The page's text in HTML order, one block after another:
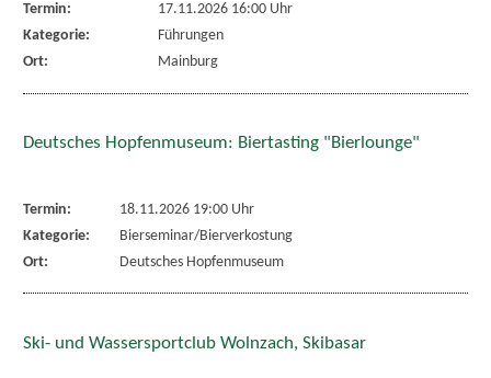
Termin:
17.11.2026 16:00 Uhr
Kategorie:
Führungen
Ort:
Mainburg
Deutsches Hopfenmuseum: Biertasting "Bierlounge"
Termin:
18.11.2026 19:00 Uhr
Kategorie:
Bierseminar/Bierverkostung
Ort:
Deutsches Hopfenmuseum
Ski- und Wassersportclub Wolnzach, Skibasar